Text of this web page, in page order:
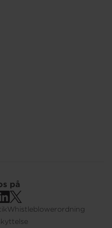
Whistleblowerordning
på